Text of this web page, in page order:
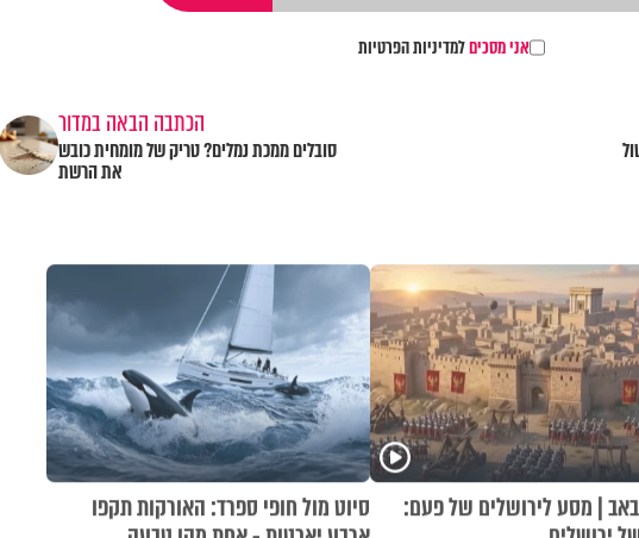
אני מסכיםלמדיניות הפרטיות
הכתבה הבאה במדור
סובלים ממכת נמלים? טריק של מומחית כובש
את הרשת
| מסע לירושלים של פעם:
סיוט מול חופי ספרד: האורקות תקפו